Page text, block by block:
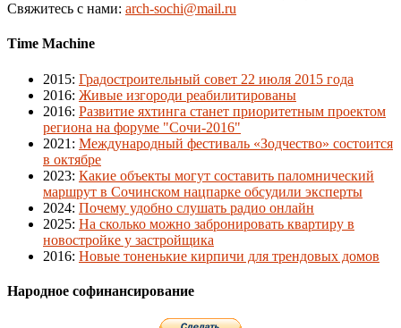
Свяжитесь с нами: arch-sochi@mail.ru
Time Machine
2015: Градостроительный совет 22 июля 2015 года
2016: Живые изгороди реабилитированы
2016: Развитие яхтинга станет приоритетным проектом
региона на форуме "Сочи-2016"
2021 : Международный фестиваль «Зодчество» состоится
в октябре
2023: Какие объекты могут составить паломнический
маршрут в Сочинском нацпарке обсудили эксперты
2024: Почему удобно слушать радио онлайн
2025: На сколько можно забронировать квартиру в
новостройке у застройщика
2016: Новые тоненькие кирпичи для трендовых домов
Народное софинансирование